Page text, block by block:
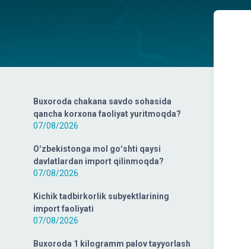
Buxoroda chakana savdo sohasida
qancha korxona faoliyat yuritmoqda?
07/08/2026
Oʻzbekistonga mol goʻshti qaysi
davlatlardan import qilinmoqda?
07/08/2026
Kichik tadbirkorlik subyektlarining
import faoliyati
07/08/2026
Buxoroda 1 kilogramm palov tayyorlash